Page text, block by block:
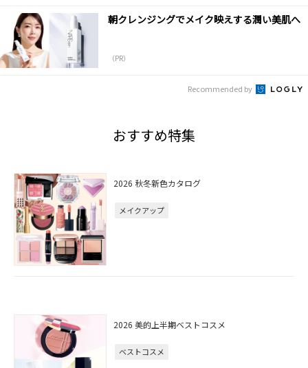
朝クレンジングでメイク映えする潤い美肌へ
（PR）
Recommended by
おすすめ特集
2026 秋冬新色カタログ
メイクアップ
2026 美的上半期ベストコスメ
ベストコスメ